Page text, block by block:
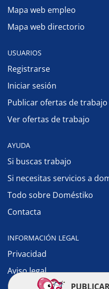
Mapa web empleo
Mapa web directorio
USUARIOS
Registrarse
Iniciar sesión
Publicar ofertas de trabajo
Ver ofertas de trabajo
AYUDA
Si buscas trabajo
Si necesitas servicios a
Todo sobre Doméstiko
Contacta
INFORMACIÓN LEGAL
Privacidad
Aviso legal